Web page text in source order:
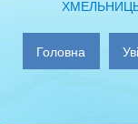
Головна